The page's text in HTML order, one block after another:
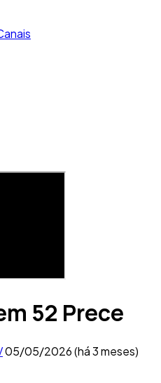
52 Prece
05/05/2026 (há 3 meses)